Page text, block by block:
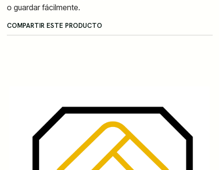
o guardar fácilmente.
COMPARTIR ESTE PRODUCTO